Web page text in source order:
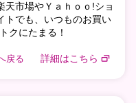
天市場やＹａｈｏｏ!ショ
トでも、いつものお買い
クにたまる！
戻る 詳細はこちら